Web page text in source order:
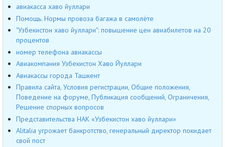
авиакасса хаво йуллари
Помощь. Нормы провоза багажа в самолёте
"Узбекистон хаво йуллари": повышение цен авиабилетов на 20
процентов
номер телефона авиакассы
Авиакомпания Узбекистон Хаво Йуллари
Авиакассы города Ташкент
Правила сайта, Условия регистрации, Общие положения,
Поведение на форуме, Публикация сообщений, Ограничения,
Решение спорных вопросов
Представительства НАК «Узбекистон хаво йуллари»
Alitalia угрожает банкротство, генеральный директор покидает
свой пост